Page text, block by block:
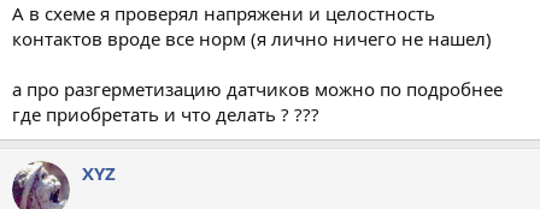
А в схеме я проверял напряжени и целостность
контактов вроде все норм (я лично ничего не нашел)
а про разгерметизацию датчиков можно по подробнее
где приобретать и что делать ? ???
XYZ